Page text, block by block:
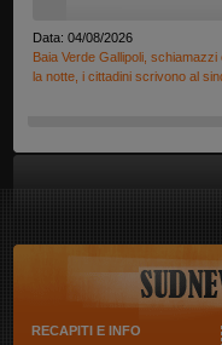
Data: 04/08/2026
Baia Verde Gallipoli, schiamazzi
la notte, i cittadini scrivono al
RECAPITI E INFO